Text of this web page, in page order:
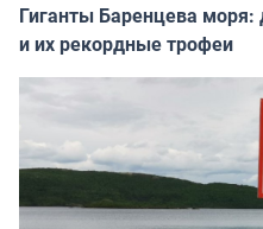
Гиганты Баренцева моря:
и их рекордные трофеи